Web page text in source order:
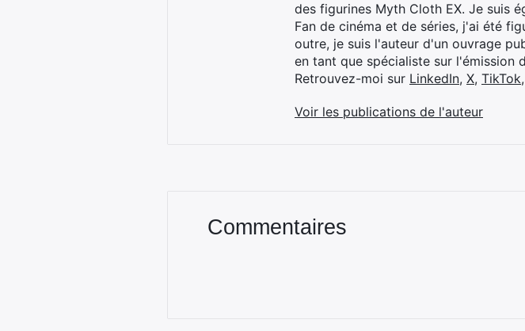
des figurines Myth Cloth EX. Je suis
Fan de cinéma et de séries, j'ai été
outre, je suis l'auteur d'un ouvrage
en tant que spécialiste sur l'émission
Retrouvez-moi sur LinkedIn, X, TikTok,
Voir les publications de l'auteur
Commentaires